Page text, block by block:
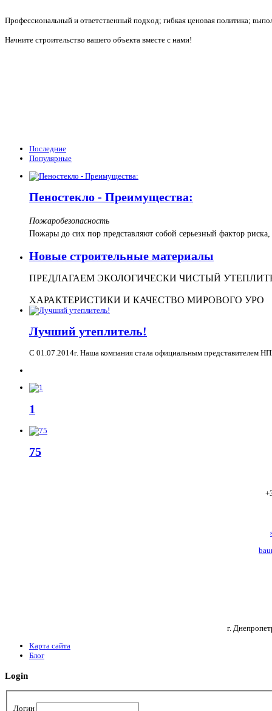
Профессиональный и ответственный подход; гибкая ценовая политика;
Начните строительство вашего объекта вместе с нами!
Последние
Популярные
Пеностекло - Преимущества:
Пожаробезопасность
Пожары до сих пор представляют собой серьезный фактор
Новые строительные материалы
ПРЕДЛАГАЕМ ЭКОЛОГИЧЕСКИ ЧИСТЫЙ
ХАРАКТЕРИСТИКИ И КАЧЕСТВО МИРОВОГО УРО
Лучший утеплитель!
С 01.07.2014г. Наша компания стала официальным представителем
1
75
г.
Карта сайта
Блог
Login
Логин